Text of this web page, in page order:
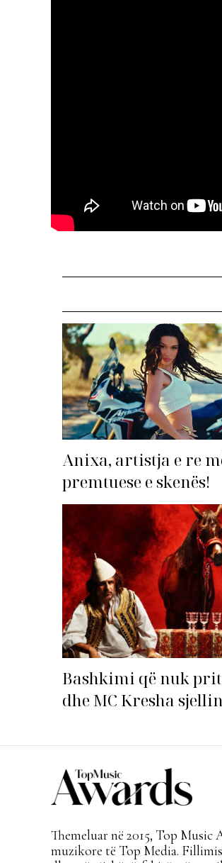
Anixa, artistja e re
premtuese e skenës!
Bashkimi që nuk
dhe MC Kresha
Themeluar në 2015, Top Music
muzikore të Top Media.